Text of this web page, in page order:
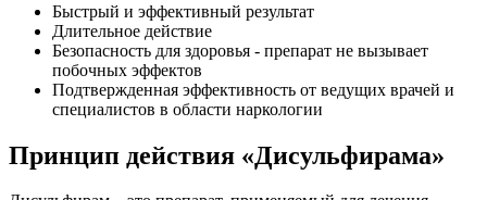
Быстрый и эффективный результат
Длительное действие
Безопасность для здоровья - препарат не вызывает
побочных эффектов
Подтвержденная эффективность от ведущих врачей и
специалистов в области наркологии
Принцип действия «Дисульфирама»